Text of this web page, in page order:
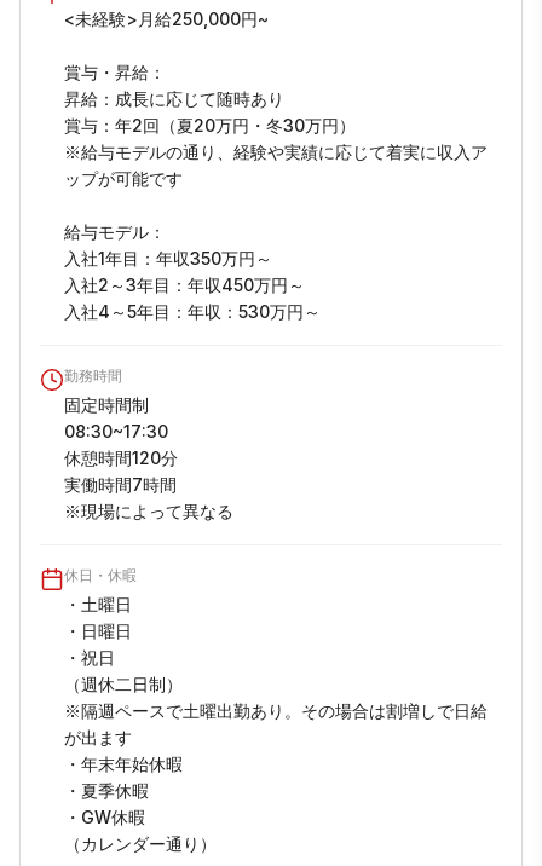
<未経験>月給250,000円~
賞与・昇給：
昇給：成長に応じて随時あり
賞与：年2回（夏20万円・冬30万円）
※給与モデルの通り、経験や実績に応じて着実に収入ア
ップが可能です
給与モデル：
入社1年目：年収350万円～
入社2～3年目：年収450万円～
入社4～5年目：年収：530万円～
勤務時間
固定時間制
08:30~17:30
休憩時間120分
実働時間7時間
※現場によって異なる
休日・休暇
・土曜日
・日曜日
・祝日
（週休二日制）
※隔週ペースで土曜出勤あり。その場合は割増しで日給
が出ます
・年末年始休暇
・夏季休暇
・GW休暇
（カレンダー通り）